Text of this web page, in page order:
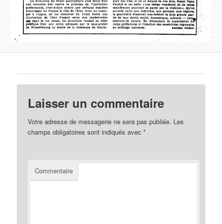
Laisser un commentaire
Votre adresse de messagerie ne sera pas publiée. Les
champs obligatoires sont indiqués avec*
Commentaire